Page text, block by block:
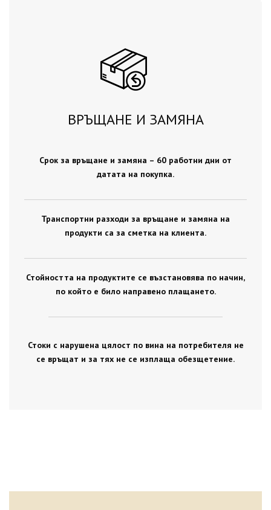
ВРЪЩАНЕ И ЗАМЯНА
Срок за връщане и замяна – 60 работни дни от
датата на покупка.
Транспортни разходи за връщане и замяна на
продукти са за сметка на клиента.
Стойността на продуктите се възстановява по начин,
по който е било направено плащането.
Стоки с нарушена цялост по вина на потребителя не
се връщат и за тях не се изплаща обезщетение.